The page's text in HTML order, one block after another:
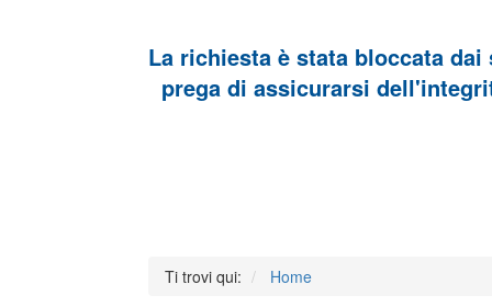
La richiesta è stata bloccata
prega di assicurarsi
Ti trovi qui: Home